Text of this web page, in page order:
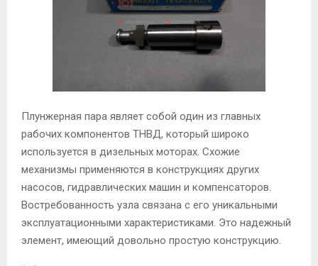
Н
Ю
Плунжерная пара являет собой один из главных
рабочих компонентов ТНВД, который широко
используется в дизельных моторах. Схожие
механизмы применяются в конструкциях других
насосов, гидравлических машин и компенсаторов.
Востребованность узла связана с его уникальными
эксплуатационными характеристиками. Это надежный
элемент, имеющий довольно простую конструкцию.